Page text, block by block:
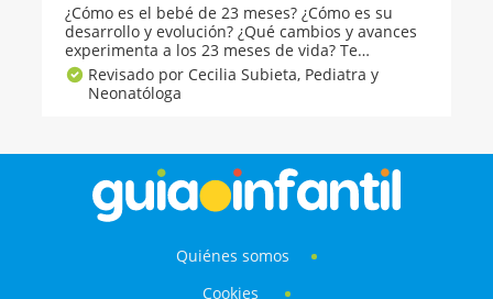
¿Cómo es el bebé de 23 meses? ¿Cómo es su
desarrollo y evolución? ¿Qué cambios y avances
experimenta a los 23 meses de vida? Te
contamos, además, alimentación, cuidados y
estimulación de los bebés de casi dos años y
qué pueden hacer y qué no hacer a esta edad.
Revisado por Cecilia Subieta, Pediatra y
Neonatóloga
Quiénes somos
Cookies